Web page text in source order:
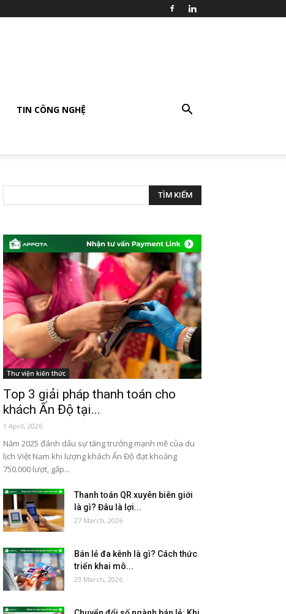
TIN CÔNG NGHỆ
Thư viện kiến thức
Top 3 giải pháp thanh toán cho
khách Ấn Độ tại...
1 April, 2026
Năm 2025 đánh dấu sự tăng trưởng mạnh mẽ của du
lịch Việt Nam khi lượng khách Ấn Độ đạt khoảng
750.000 lượt, gấp...
Thanh toán QR xuyên biên giới
là gì? Đâu là lợi...
27 March, 2026
Bán lẻ đa kênh là gì? Cách thức
triển khai mô...
23 March, 2026